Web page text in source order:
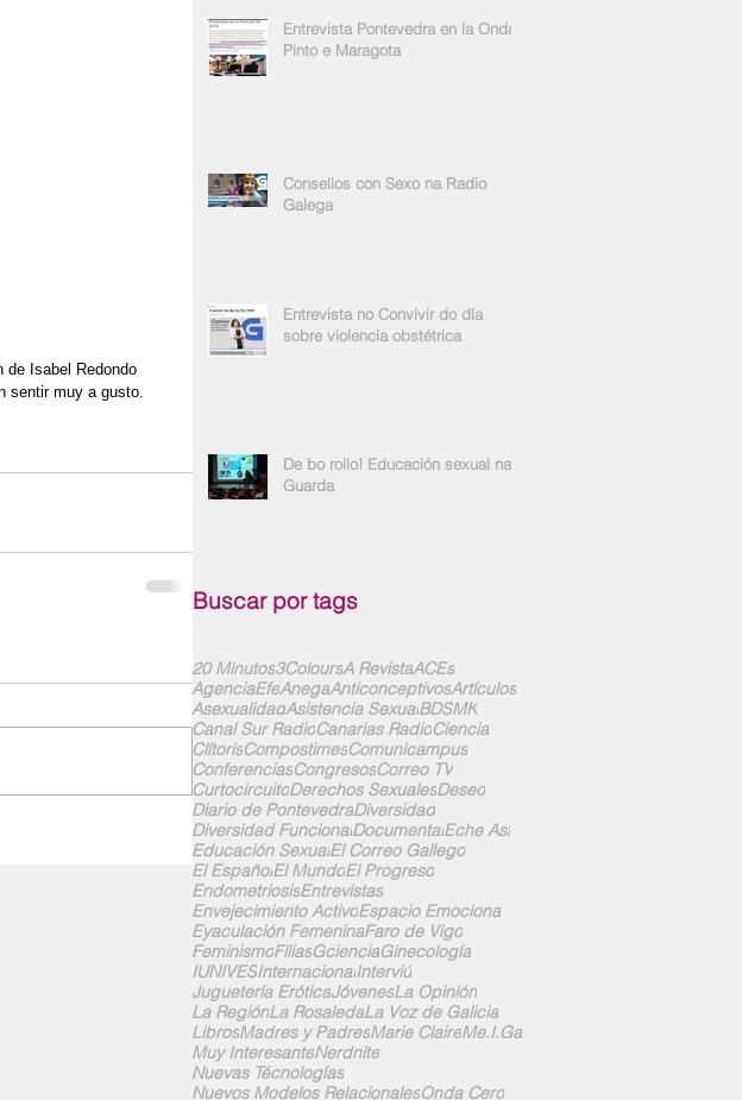
de Isabel Redondo
sentir muy a gusto.
Entrevista Pontevedra en la Onda -
Pinto e Maragota
Consellos con Sexo na Radio
Galega
Entrevista no Convivir do día
sobre violencia obstétrica
De bo rollo! Educación sexual na
Guarda
Buscar por tags
20 Minutos3ColoursA RevistaACEs
AgenciaEfeAnegaAnticonceptivosArtículos
AsexualidadAsistencia SexualBDSMK
Canal Sur RadioCanarias RadioCiencia
ClítorisCompostimesComunicampus
ConferenciasCongresosCorreo TV
CurtocircuitoDerechos SexualesDeseo
Diario de PontevedraDiversidad
Diversidad FuncionalDocumentalEche Así
Educación SexualEl Correo Gallego
El EspañolEl MundoEl Progreso
EndometriosisEntrevistas
Envejecimiento ActivoEspacio Emociona
Eyaculación FemeninaFaro de Vigo
FeminismoFiliasGcienciaGinecología
IUNIVESInternacionalInterviú
Juguetería EróticaJóvenesLa Opinión
La RegiónLa RosaledaLa Voz de Galicia
LibrosMadres y PadresMarie ClaireMe.I.Ga
Muy InteresanteNerdnite
Nuevas Técnologías
Nuevos Modelos RelacionalesOnda Cero